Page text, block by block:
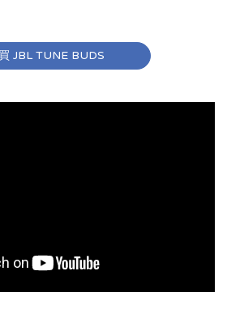
TUNE BUDS